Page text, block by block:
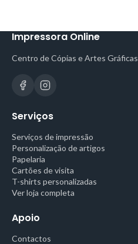
Impressora Online
Centro de Cópias e Artes Gráficas
Serviços
Serviços de impressão
Personalização de artigos
Papelaria
Cartões de visita
T-shirts personalizadas
Ver loja completa
Apoio
Contactos